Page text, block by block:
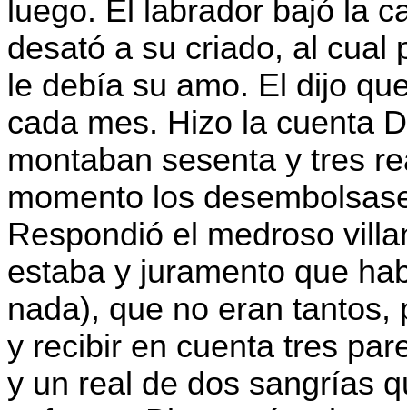
luego. El labrador bajó la
desató a su criado, al cual
le debía su amo. El dijo
cada mes. Hizo la cuenta
montaban sesenta y tres
momento los
Respondió el medroso
estaba y juramento que
nada), que no eran
y recibir en cuenta tres
y un real de dos sangrías